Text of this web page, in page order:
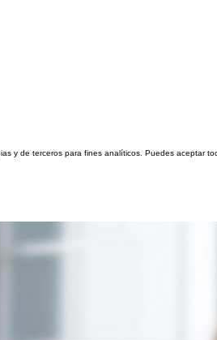
y de terceros para fines analíticos. Puedes aceptar